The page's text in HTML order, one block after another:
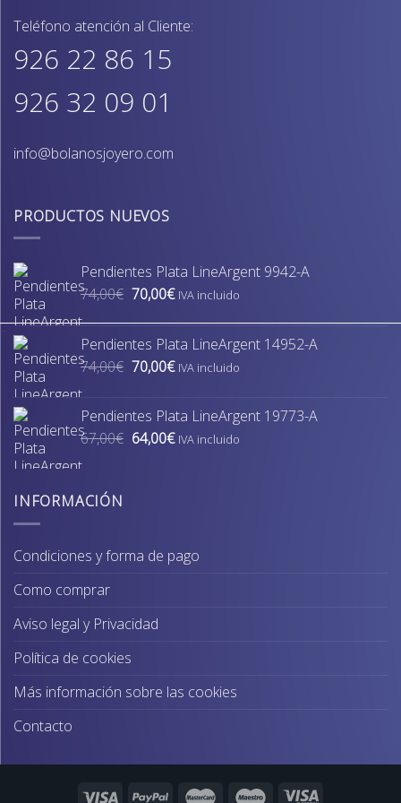
Teléfono atención al Cliente:
926 22 86 15
926 32 09 01
info@bolanosjoyero.com
PRODUCTOS NUEVOS
Pendientes Plata LineArgent 9942-A
74,00€ El
era:
74,00€.
70,00€El
es:
70,00€.
IVA incluido
Pendientes Plata LineArgent 14952-A
74,00€ El
era:
74,00€.
70,00€El
es:
70,00€.
IVA incluido
Pendientes Plata LineArgent 19773-A
67,00€ El
64,00€ElIVA incluido
INFORMACIÓN
Condiciones y forma de pago
Como comprar
Aviso legal y Privacidad
Política de cookies
Más información sobre las cookies
Contacto